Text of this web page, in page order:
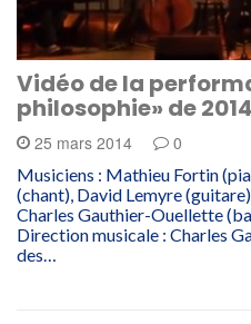
Vidéo de la
philosophie» de
25 mars 2014 0
Musiciens : Mathieu Fortin
(chant), David Lemyre
Charles Gauthier-Ouellette
Direction musicale : Charles
des…